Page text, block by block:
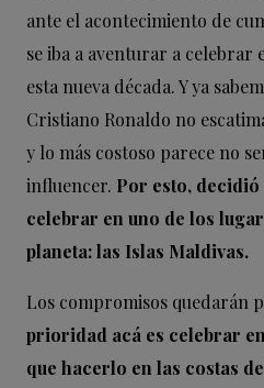
ante el acontecimiento de
se iba a aventurar a celebrar
esta nueva década. Y ya
Cristiano Ronaldo no
y lo más costoso parece no
influencer. Por esto,
celebrar en uno de los
planeta: las Islas Maldivas.
Los compromisos quedarán
prioridad acá es celebrar
que hacerlo en las costas